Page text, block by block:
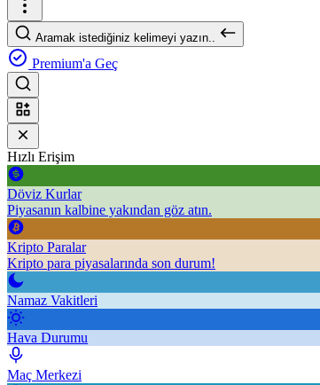
Aramak istediğiniz kelimeyi yazın..
Premium'a Geç
Hızlı Erişim
Döviz Kurlar
Piyasanın kalbine yakından göz atın.
Kripto Paralar
Kripto para piyasalarında son durum!
Namaz Vakitleri
Hava Durumu
Maç Merkezi